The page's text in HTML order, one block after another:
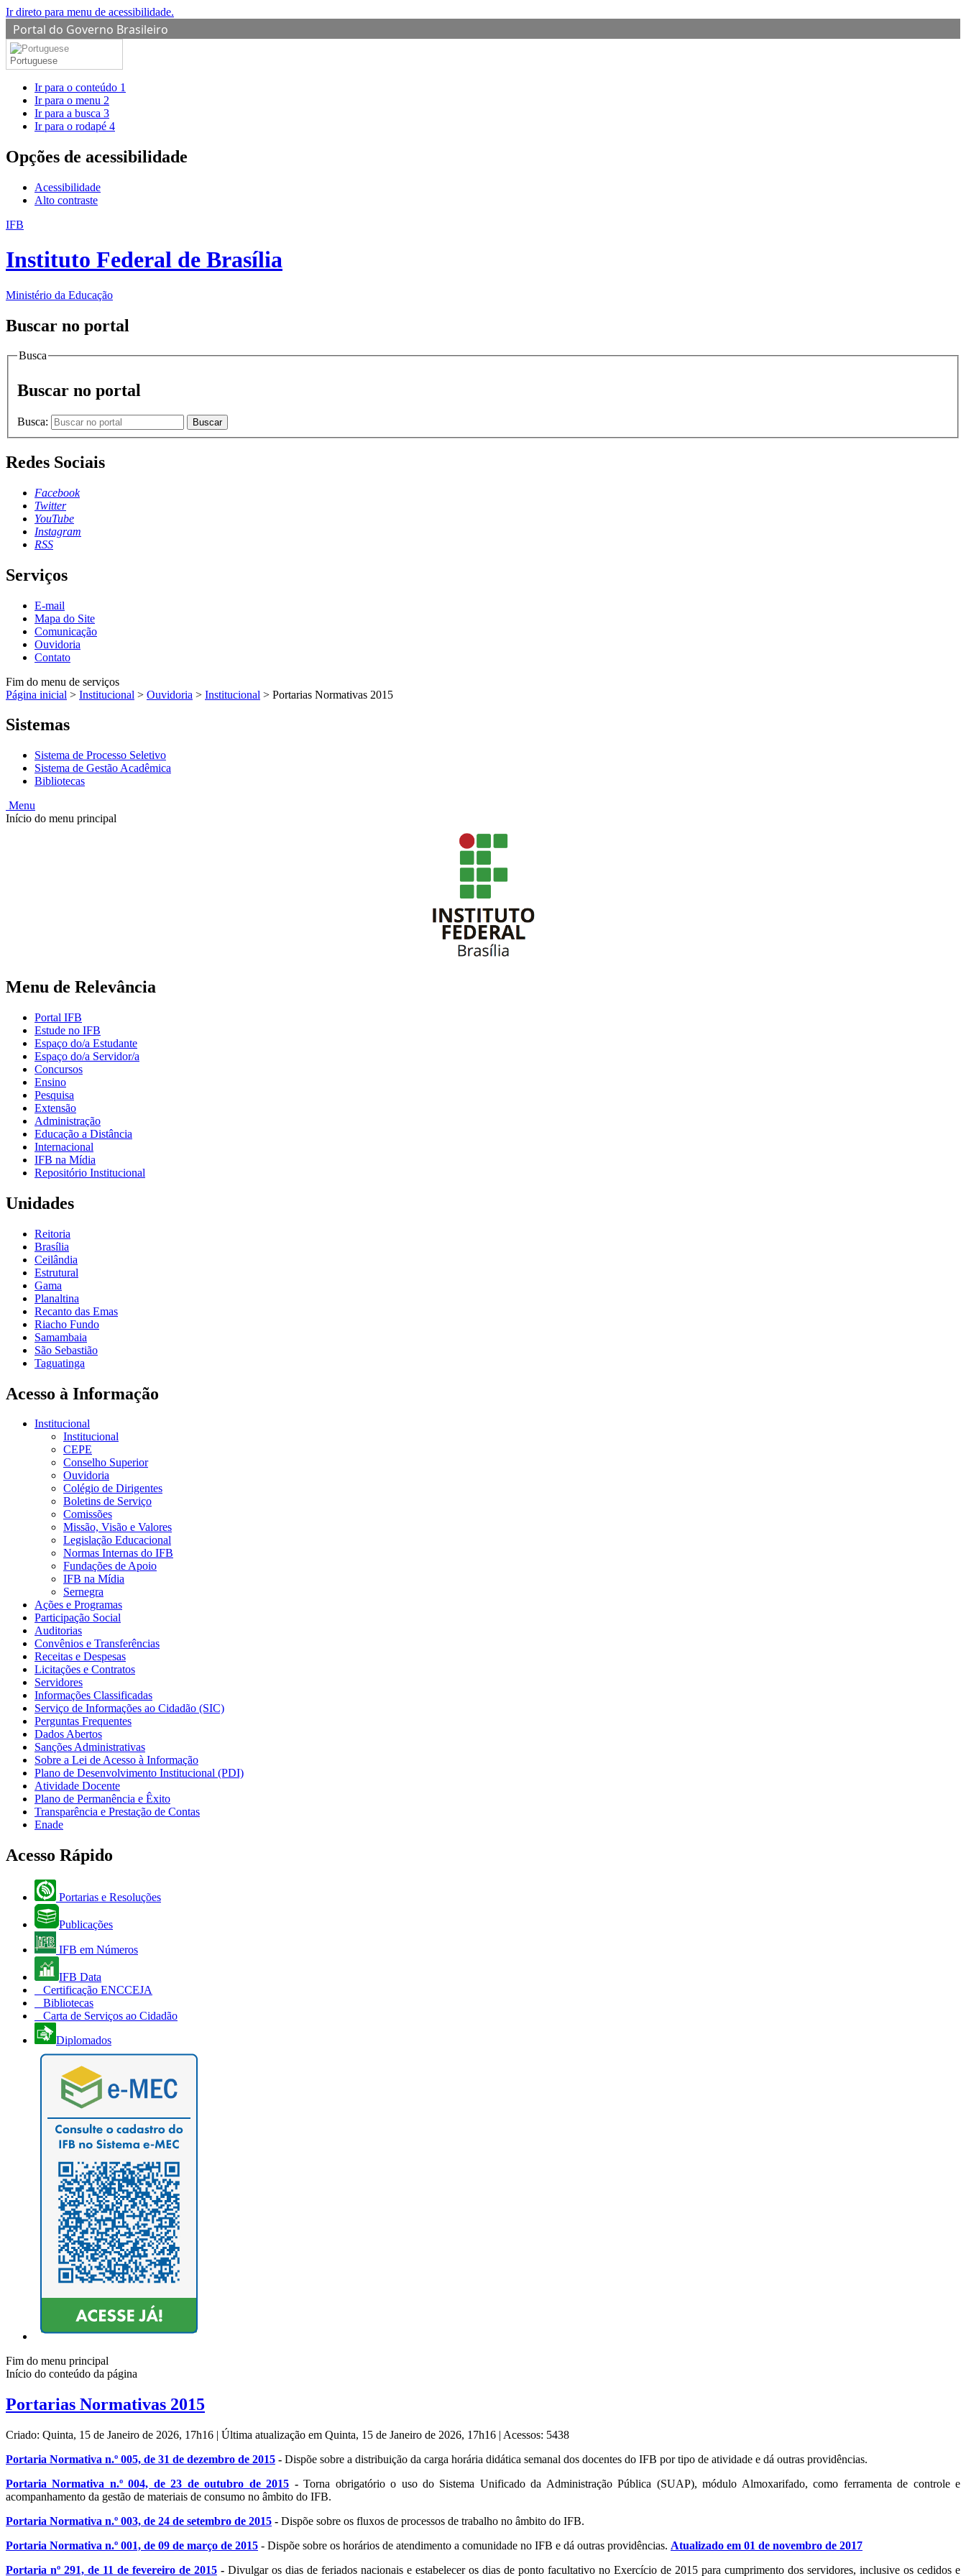
Ir direto para menu de acessibilidade.
Portal do Governo Brasileiro
Portuguese
Ir para o conteúdo 1
Ir para o menu 2
Ir para a busca 3
Ir para o rodapé 4
Opções de acessibilidade
Acessibilidade
Alto contraste
IFB
Instituto Federal de Brasília
Ministério da Educação
Buscar no portal
Busca
Buscar no portal
Busca: Buscar
Redes Sociais
Facebook
Twitter
YouTube
Instagram
RSS
Serviços
E-mail
Mapa do Site
Comunicação
Ouvidoria
Contato
Fim do menu de serviços
Página inicial > Institucional > Ouvidoria > Institucional > Portarias Normativas 2015
Sistemas
Sistema de Processo Seletivo
Sistema de Gestão Acadêmica
Bibliotecas
Menu
Início do menu principal
Menu de Relevância
Portal IFB
Estude no IFB
Espaço do/a Estudante
Espaço do/a Servidor/a
Concursos
Ensino
Pesquisa
Extensão
Administração
Educação a Distância
Internacional
IFB na Mídia
Repositório Institucional
Unidades
Reitoria
Brasília
Ceilândia
Estrutural
Gama
Planaltina
Recanto das Emas
Riacho Fundo
Samambaia
São Sebastião
Taguatinga
Acesso à Informação
Institucional
Institucional
CEPE
Conselho Superior
Ouvidoria
Colégio de Dirigentes
Boletins de Serviço
Comissões
Missão, Visão e Valores
Legislação Educacional
Normas Internas do IFB
Fundações de Apoio
IFB na Mídia
Sernegra
Ações e Programas
Participação Social
Auditorias
Convênios e Transferências
Receitas e Despesas
Licitações e Contratos
Servidores
Informações Classificadas
Serviço de Informações ao Cidadão (SIC)
Perguntas Frequentes
Dados Abertos
Sanções Administrativas
Sobre a Lei de Acesso à Informação
Plano de Desenvolvimento Institucional (PDI)
Atividade Docente
Plano de Permanência e Êxito
Transparência e Prestação de Contas
Enade
Acesso Rápido
Portarias e Resoluções
Publicações
IFB em Números
IFB Data
Certificação ENCCEJA
Bibliotecas
Carta de Serviços ao Cidadão
Diplomados
Fim do menu principal
Início do conteúdo da página
Portarias Normativas 2015
Criado: Quinta, 15 de Janeiro de 2026, 17h16 | Última atualização em Quinta, 15 de Janeiro de 2026, 17h16 | Acessos: 5438
Portaria Normativa n.º 005, de 31 de dezembro de 2015 - Dispõe sobre a distribuição da carga horária didática semanal dos docentes do IFB por tipo de atividade e dá outras providências.
Portaria Normativa n.º 004, de 23 de outubro de 2015 -Torna obrigatório o uso do Sistema Unificado da Administração Pública (SUAP), módulo Almoxarifado, como ferramenta de controle e
acompanhamento da gestão de materiais de consumo no âmbito do IFB.
Portaria Normativa n.º 003, de 24 de setembro de 2015 - Dispõe sobre os fluxos de processos de trabalho no âmbito do IFB.
Portaria Normativa n.º 001, de 09 de março de 2015 - Dispõe sobre os horários de atendimento a comunidade no IFB e dá outras providências. Atualizado em 01 de novembro de 2017
Portaria nº 291, de 11 de fevereiro de 2015 - Divulgar os dias de feriados nacionais e estabelecer os dias de ponto facultativo no Exercício de 2015 para cumprimento dos servidores, inclusive os cedidos e